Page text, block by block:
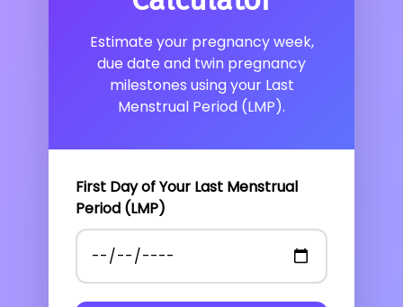
Estimate your pregnancy week,
due date and twin pregnancy
milestones using your Last
Menstrual Period (LMP).
First Day of Your Last Menstrual
Period (LMP)